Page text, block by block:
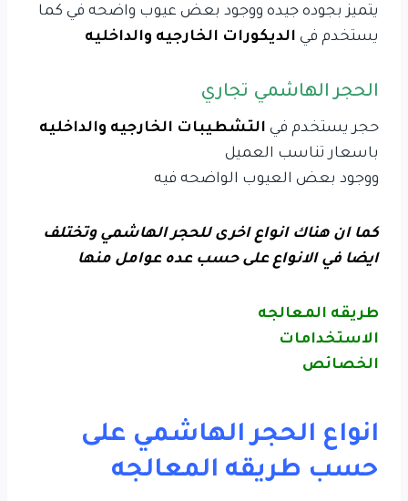
يتميز بجوده جيده ووجود بعض عيوب واضحه في كما
يستخدم في الديكورات الخارجيه والداخليه
الحجر الهاشمي تجاري
حجر يستخدم في التشطيبات الخارجيه والداخليه
باسعار تناسب العميل
ووجود بعض العيوب الواضحه فيه
كما ان هناك انواع اخرى للحجر الهاشمي وتختلف
ايضا في الانواع على حسب عده عوامل منها
طريقه المعالجه
الاستخدامات
الخصائص
انواع الحجر الهاشمي على
حسب طريقه المعالجه